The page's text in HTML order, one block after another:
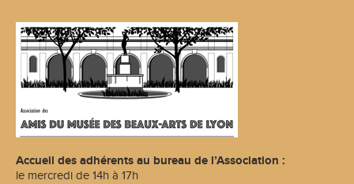
Accueil des adhérents au bureau de l’Association :
le mercredi de 14h à 17h